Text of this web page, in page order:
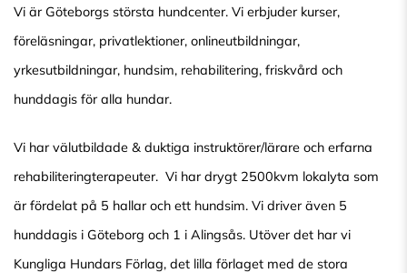
Vi är Göteborgs största hundcenter. Vi erbjuder kurser,
föreläsningar, privatlektioner, onlineutbildningar,
yrkesutbildningar, hundsim, rehabilitering, friskvård och
hunddagis för alla hundar.
Vi har välutbildade & duktiga instruktörer/lärare och erfarna
rehabiliteringterapeuter. Vi har drygt 2500kvm lokalyta som
är fördelat på 5 hallar och ett hundsim. Vi driver även 5
hunddagis i Göteborg och 1 i Alingsås. Utöver det har vi
Kungliga Hundars Förlag, det lilla förlaget med de stora